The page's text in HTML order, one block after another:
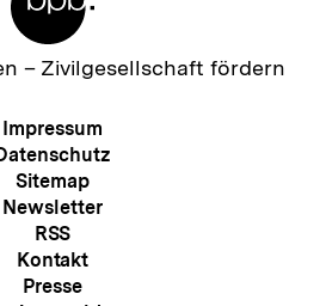
– Zivilgesellschaft fördern
Meta-
Navigation
Impressum
Sitemap
Newsletter
RSS
Kontakt
Presse